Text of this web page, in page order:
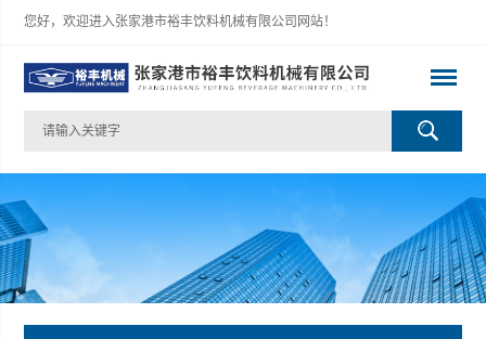
您好，欢迎进入张家港市裕丰饮料机械有限公司网站！